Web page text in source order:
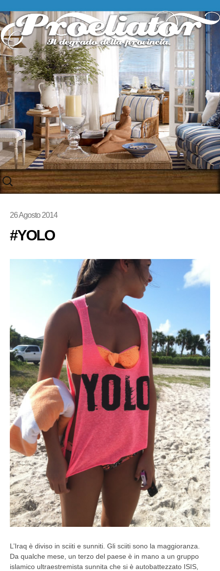
Skip
to
content
26 Agosto 2014
#YOLO
L’Iraq è diviso in sciiti e sunniti. Gli sciiti sono la maggioranza.
Da qualche mese, un terzo del paese è in mano a un gruppo
islamico ultraestremista sunnita che si è autobattezzato ISIS,